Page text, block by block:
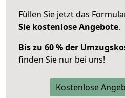
Füllen Sie jetzt das
Sie kostenlose Angebote.
Bis zu 60 % der
finden Sie nur bei uns!
Kostenlose